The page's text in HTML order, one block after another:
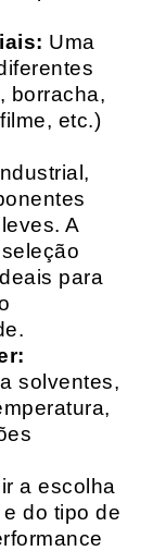
Uma
borracha,
etc.)
A
para
solventes,
a escolha
do tipo de